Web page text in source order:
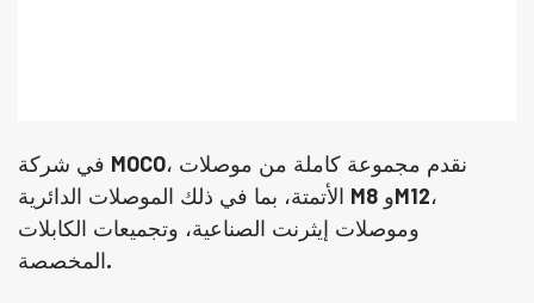
في شركة MOCO، نقدم مجموعة كاملة من موصلات
الأتمتة، بما في ذلك الموصلات الدائرية M8 وM12،
وموصلات إيثرنت الصناعية، وتجميعات الكابلات
المخصصة.